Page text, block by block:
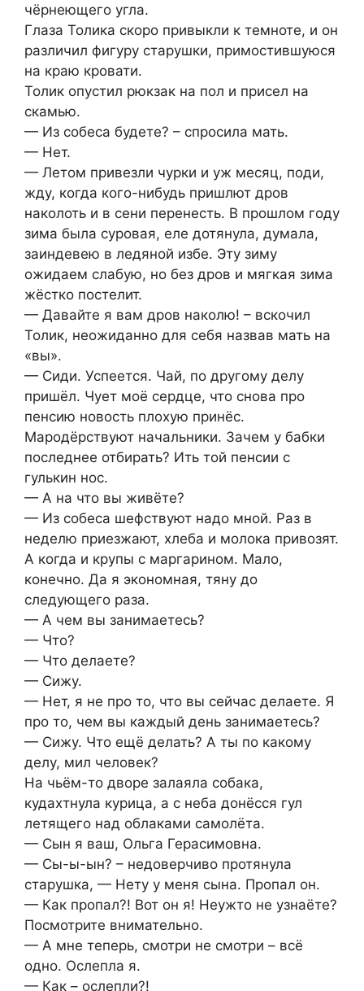
чёрнеющего угла.
Глаза Толика скоро привыкли к темноте, и он
различил фигуру старушки, примостившуюся
на краю кровати.
Толик опустил рюкзак на пол и присел на
скамью.
— Из собеса будете? – спросила мать.
— Нет.
— Летом привезли чурки и уж месяц, поди,
жду, когда кого-нибудь пришлют дров
наколоть и в сени перенесть. В прошлом году
зима была суровая, еле дотянула, думала,
заиндевею в ледяной избе. Эту зиму
ожидаем слабую, но без дров и мягкая зима
жёстко постелит.
— Давайте я вам дров наколю! – вскочил
Толик, неожиданно для себя назвав мать на
«вы».
— Сиди. Успеется. Чай, по другому делу
пришёл. Чует моё сердце, что снова про
пенсию новость плохую принёс.
Мародёрствуют начальники. Зачем у бабки
последнее отбирать? Ить той пенсии с
гулькин нос.
— А на что вы живёте?
— Из собеса шефствуют надо мной. Раз в
неделю приезжают, хлеба и молока привозят.
А когда и крупы с маргарином. Мало,
конечно. Да я экономная, тяну до
следующего раза.
— А чем вы занимаетесь?
— Что?
— Что делаете?
— Сижу.
— Нет, я не про то, что вы сейчас делаете. Я
про то, чем вы каждый день занимаетесь?
— Сижу. Что ещё делать? А ты по какому
делу, мил человек?
На чьём-то дворе залаяла собака,
кудахтнула курица, а с неба донёсся гул
летящего над облаками самолёта.
— Сын я ваш, Ольга Герасимовна.
— Сы-ы-ын? – недоверчиво протянула
старушка, — Нету у меня сына. Пропал он.
— Как пропал?! Вот он я! Неужто не узнаёте?
Посмотрите внимательно.
— А мне теперь, смотри не смотри – всё
одно. Ослепла я.
— Как – ослепли?!